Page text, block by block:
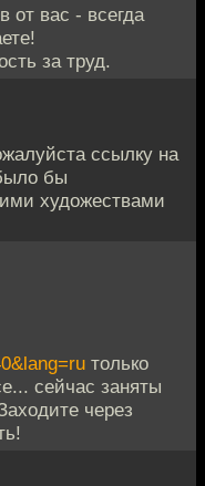
от вас - всегда
за труд.
ссылку на
бы
художествами
только
сейчас заняты
через